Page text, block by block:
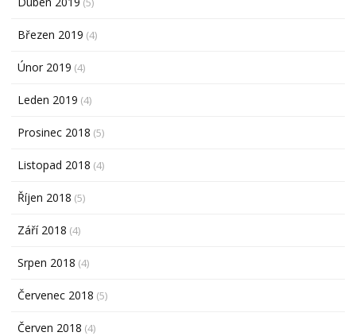
Březen 2019 (4)
Únor 2019 (4)
Leden 2019 (4)
Prosinec 2018 (5)
Listopad 2018 (4)
Říjen 2018 (5)
Září 2018 (4)
Srpen 2018 (4)
Červenec 2018 (5)
Červen 2018 (4)